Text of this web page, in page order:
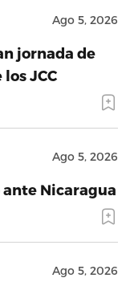
Ago 5, 2026
jornada de
JCC
Ago 5, 2026
ante Nicaragua
Ago 5, 2026